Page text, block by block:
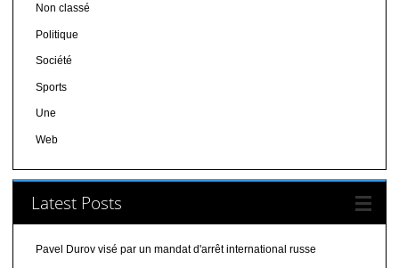
Non classé
Politique
Société
Sports
Une
Web
Latest Posts
Pavel Durov visé par un mandat d'arrêt international russe